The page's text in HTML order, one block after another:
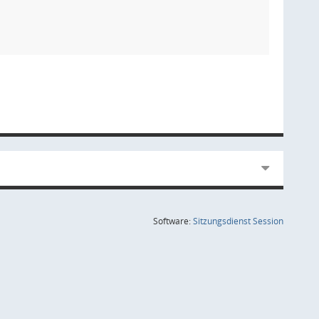
Software:SitzungsdienstSession(Wird in